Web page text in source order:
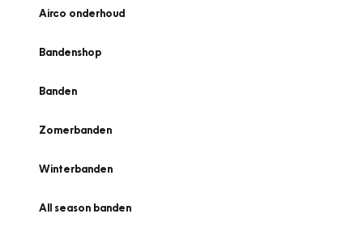
Airco onderhoud
Bandenshop
Banden
Zomerbanden
Winterbanden
All season banden